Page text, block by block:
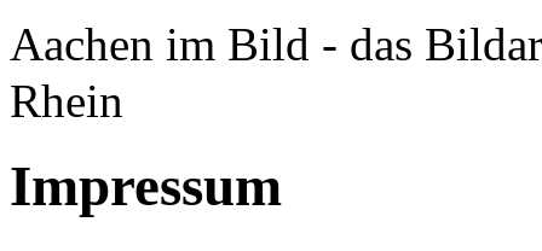
Aachen im Bild - das
Rhein
Impressum